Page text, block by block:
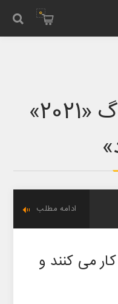
0
نوشته‌های وبلاگ ‌«2021»
ادامه مطلب
می کنند و